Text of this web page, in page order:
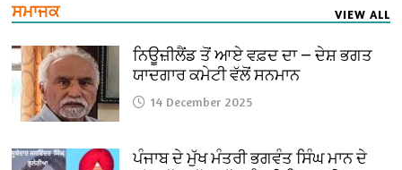
ਸਮਾਜਕ VIEW ALL
ਨਿਊਜ਼ੀਲੈਂਡ ਤੋਂ ਆਏ ਵਫ਼ਦ ਦਾ — ਦੇਸ਼ ਭਗਤ
ਯਾਦਗਾਰ ਕਮੇਟੀ ਵੱਲੋਂ ਸਨਮਾਨ
14 December 2025
ਪੰਜਾਬ ਦੇ ਮੁੱਖ ਮੰਤਰੀ ਭਗਵੰਤ ਸਿੰਘ ਮਾਨ ਦੇ